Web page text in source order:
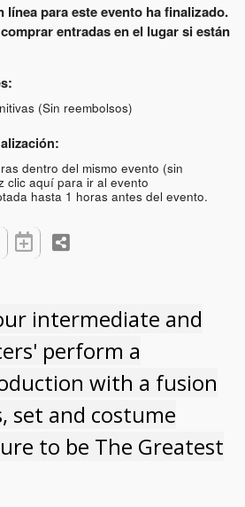
línea para este evento ha finalizado.
entradas en el lugar si están
(Sin reembolsos)
dentro del mismo evento (sin
clic aquí para ir al evento
hasta 1 horas antes del evento.
intermediate and
perform a
with a fusion
set and costume
to be The Greatest